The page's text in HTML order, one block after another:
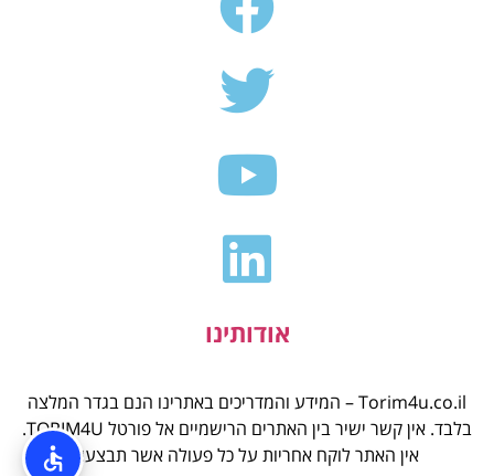
אודותינו
Torim4u.co.il – המידע והמדריכים באתרינו הנם בגדר המלצה
בלבד. אין קשר ישיר בין האתרים הרישמיים אל פורטל TORIM4U.
אין האתר לוקח אחריות על כל פעולה אשר תבצעו.